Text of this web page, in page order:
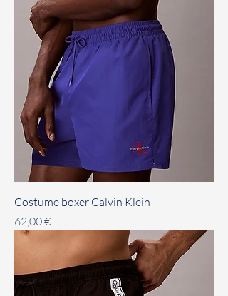
Costume boxer Calvin Klein
Prezzo
62,00 €